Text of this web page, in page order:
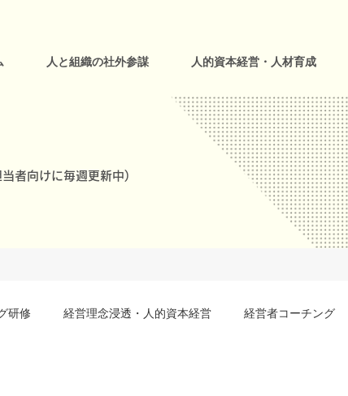
人と組織の社外参謀 人的資本経営・人材育成
者向けに毎週更新中)
研修 経営理念浸透・人的資本経営 経営者コーチング